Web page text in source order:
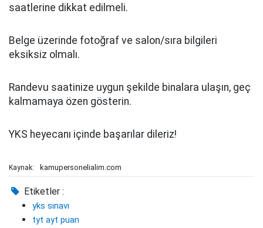
saatlerine dikkat edilmeli.
Belge üzerinde fotoğraf ve salon/sıra bilgileri
eksiksiz olmalı.
Randevu saatinize uygun şekilde binalara ulaşın, geç
kalmamaya özen gösterin.
YKS heyecanı içinde başarılar dileriz!
Kaynak: kamupersonelialim.com
Etiketler :
yks sınavı
tyt ayt puan